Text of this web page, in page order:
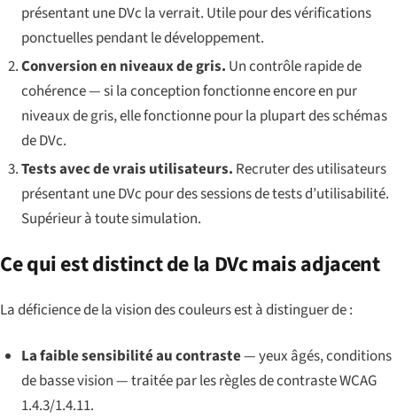
présentant une DVc la verrait. Utile pour des vérifications
ponctuelles pendant le développement.
Conversion en niveaux de gris. Un contrôle rapide de
cohérence — si la conception fonctionne encore en pur
niveaux de gris, elle fonctionne pour la plupart des schémas
de DVc.
Tests avec de vrais utilisateurs. Recruter des utilisateurs
présentant une DVc pour des sessions de tests d’utilisabilité.
Supérieur à toute simulation.
Ce qui est distinct de la DVc mais adjacent
La déficience de la vision des couleurs est à distinguer de :
La faible sensibilité au contraste— yeux âgés, conditions
de basse vision — traitée par les règles de contraste WCAG
1.4.3/1.4.11.